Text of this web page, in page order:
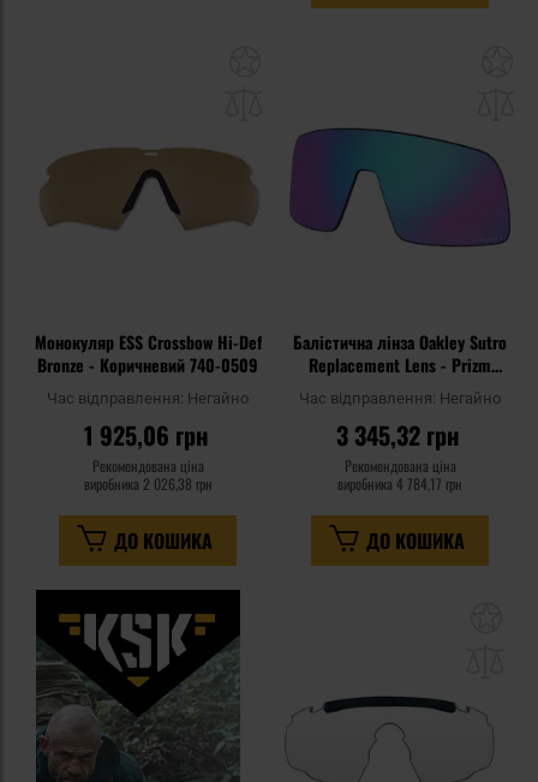
уподобань
Монокуляр ESS Crossbow Hi-Def
Bronze - Коричневий 740-0509
Час відправлення: Негайно
1 925,06 грн
Рекомендована ціна
виробника 2 026,38 грн
ДО КОШИКА
Балістична лінза Oakley Sutro
Replacement Lens - Prizm
Час відправлення: Негайно
3 345,32 грн
Рекомендована ціна
виробника 4 784,17 грн
ДО КОШИКА